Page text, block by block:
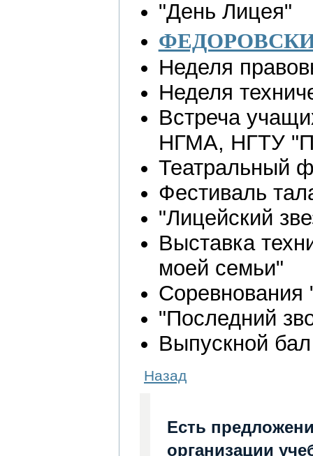
"День Лицея"
Неделя
Неделя
Встреча
НГМА, НГТУ
Театральный
Фестиваль
"Лицейский
Выставка
моей семьи"
Соревнования
"Последний
Выпускной бал
Назад
Есть
организации